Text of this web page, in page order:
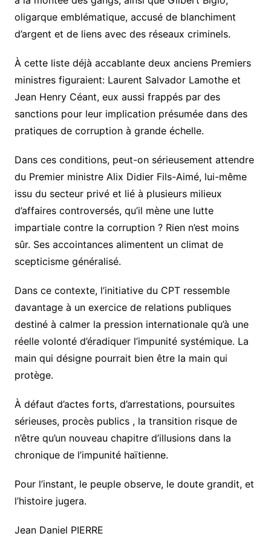
oligarque emblématique, accusé de blanchiment
d’argent et de liens avec des réseaux criminels.
À cette liste déjà accablante deux anciens Premiers
ministres figuraient: Laurent Salvador Lamothe et
Jean Henry Céant, eux aussi frappés par des
sanctions pour leur implication présumée dans des
pratiques de corruption à grande échelle.
Dans ces conditions, peut-on sérieusement attendre
du Premier ministre Alix Didier Fils-Aimé, lui-même
issu du secteur privé et lié à plusieurs milieux
d’affaires controversés, qu’il mène une lutte
impartiale contre la corruption ? Rien n’est moins
sûr. Ses accointances alimentent un climat de
scepticisme généralisé.
Dans ce contexte, l’initiative du CPT ressemble
davantage à un exercice de relations publiques
destiné à calmer la pression internationale qu’à une
réelle volonté d’éradiquer l’impunité systémique. La
main qui désigne pourrait bien être la main qui
protège.
À défaut d’actes forts, d’arrestations, poursuites
sérieuses, procès publics , la transition risque de
n’être qu’un nouveau chapitre d’illusions dans la
chronique de l’impunité haïtienne.
Pour l’instant, le peuple observe, le doute grandit, et
l’histoire jugera.
Jean Daniel PIERRE